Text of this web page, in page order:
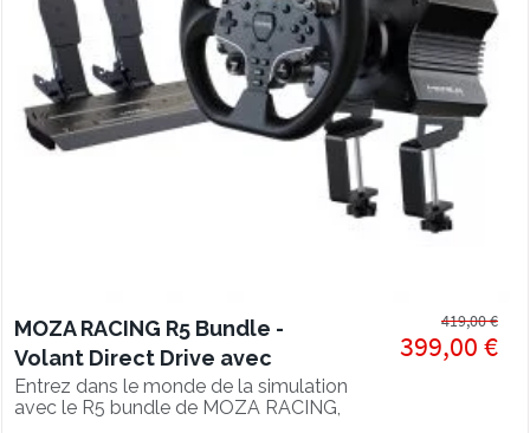
MOZA RACING R5 Bundle -
Volant Direct Drive avec
Pédalier et Support Bureau
Entrez dans le monde de la simulation
avec le R5 bundle de MOZA RACING,
399,00 €
419,00 €